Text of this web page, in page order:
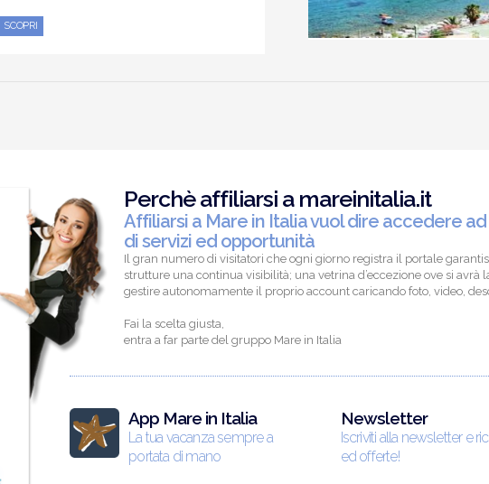
SCOPRI
Perchè affiliarsi a mareinitalia.it
Affiliarsi a Mare in Italia vuol dire accedere
di servizi ed opportunità
Il gran numero di visitatori che ogni giorno registra il portale
strutture una continua visibilità; una vetrina d’eccezione ove si avrà
gestire autonomamente il proprio account caricando foto, video,
Fai la scelta giusta,
entra a far parte del gruppo Mare in Italia
App Mare in Italia
La tua vacanza sempre a
portata di mano
Newsletter
Iscriviti alla newsletter e
ed offerte!